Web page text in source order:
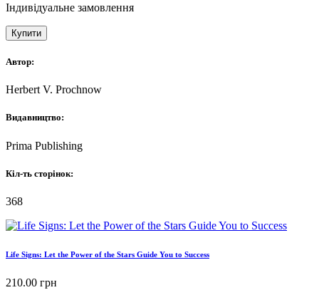
Індивідуальне замовлення
Купити
Автор:
Herbert V. Prochnow
Видавництво:
Prima Publishing
Кіл-ть сторінок:
368
Life Signs: Let the Power of the Stars Guide You to Success
210.00 грн